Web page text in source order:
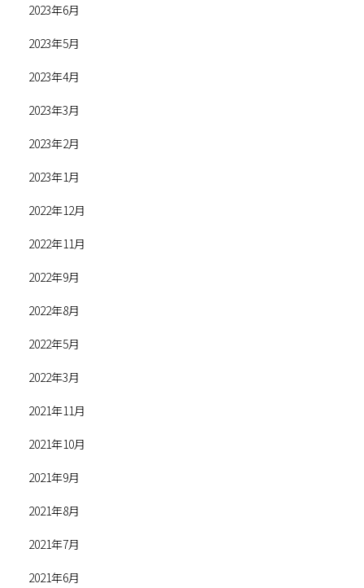
2023年6月
2023年5月
2023年4月
2023年3月
2023年2月
2023年1月
2022年12月
2022年11月
2022年9月
2022年8月
2022年5月
2022年3月
2021年11月
2021年10月
2021年9月
2021年8月
2021年7月
2021年6月